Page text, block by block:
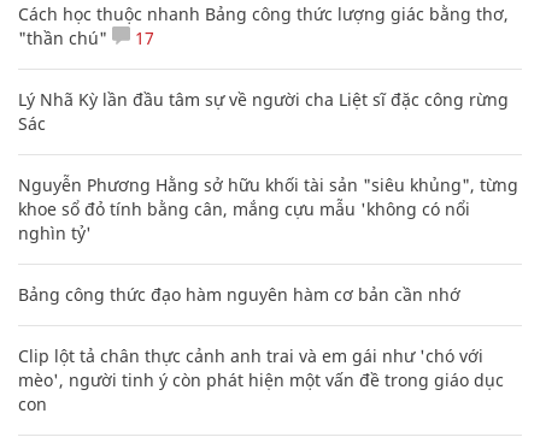
Cách học thuộc nhanh Bảng công thức lượng giác bằng thơ,
"thần chú"
17
Lý Nhã Kỳ lần đầu tâm sự về người cha Liệt sĩ đặc công rừng
Sác
Nguyễn Phương Hằng sở hữu khối tài sản "siêu khủng", từng
khoe sổ đỏ tính bằng cân, mắng cựu mẫu 'không có nổi
nghìn tỷ'
Bảng công thức đạo hàm nguyên hàm cơ bản cần nhớ
Clip lột tả chân thực cảnh anh trai và em gái như 'chó với
mèo', người tinh ý còn phát hiện một vấn đề trong giáo dục
con